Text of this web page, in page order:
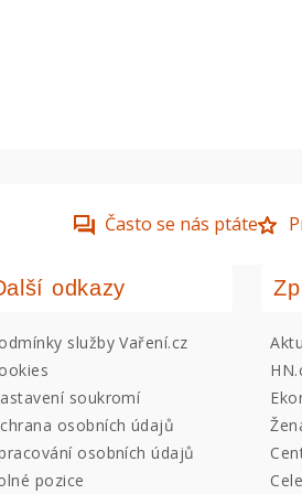
Často se nás ptáte
odkazy
služby Vaření.cz
soukromí
osobních údajů
osobních údajů
pozice